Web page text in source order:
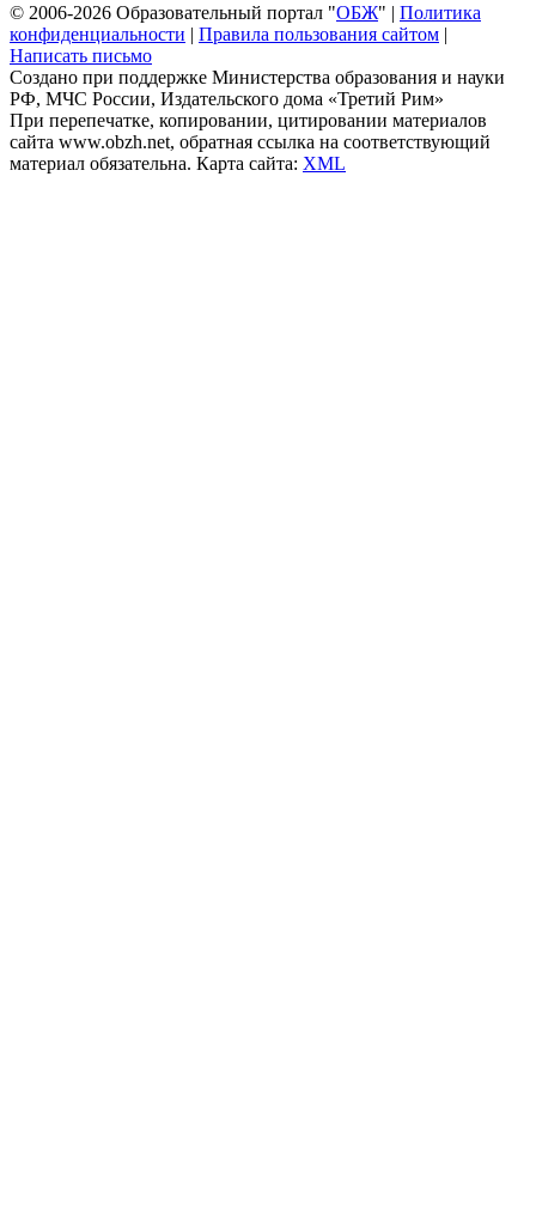
© 2006-2026 Образовательный портал "ОБЖ" | Политика
конфиденциальности | Правила пользования сайтом |
Написать письмо
Создано при поддержке Министерства образования и науки
РФ, МЧС России, Издательского дома «Третий Рим»
При перепечатке, копировании, цитировании материалов
сайта www.obzh.net, обратная ссылка на соответствующий
материал обязательна. Карта сайта: XML